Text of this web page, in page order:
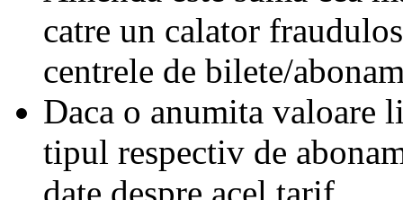
catre un calator
centrele de bilete/
Daca o anumita valoare
tipul respectiv de